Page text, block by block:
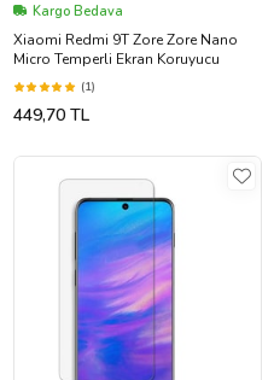
Kargo Bedava
Xiaomi Redmi 9T Zore Zore Nano
Micro Temperli Ekran Koruyucu
(1)
449,70 TL